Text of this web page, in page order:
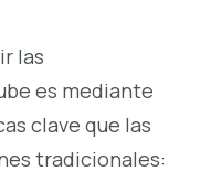
las
es mediante
clave que las
tradicionales: